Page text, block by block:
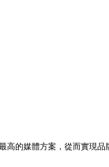
高的媒體方案，從而實現品